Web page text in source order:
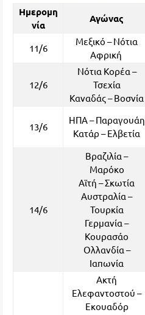
Ημερομη
νία
Αγώνας
11/6
Μεξικό – Νότια
Αφρική
12/6
Νότια Κορέα –
Τσεχία
Καναδάς – Βοσνία
13/6
ΗΠΑ – Παραγουάη
Κατάρ – Ελβετία
14/6
Βραζιλία –
Μαρόκο
Αϊτή – Σκωτία
Αυστραλία –
Τουρκία
Γερμανία –
Κουρασάο
Ολλανδία –
Ιαπωνία
Ακτή
Ελεφαντοστού –
Εκουαδόρ